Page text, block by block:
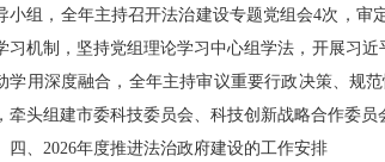
小组，全年主持召开法治建设专题党组会4次，审
习机制，坚持党组理论学习中心组学法，开展习
学用深度融合，全年主持审议重要行政决策、规
牵头组建市委科技委员会、科技创新战略合作委
、2026年度推进法治政府建设的工作安排